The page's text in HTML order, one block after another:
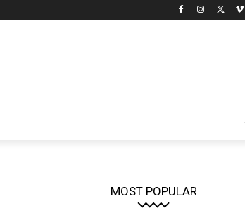
MOST POPULAR